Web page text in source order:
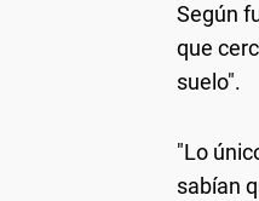
Según
que
suelo".
"Lo
sabían